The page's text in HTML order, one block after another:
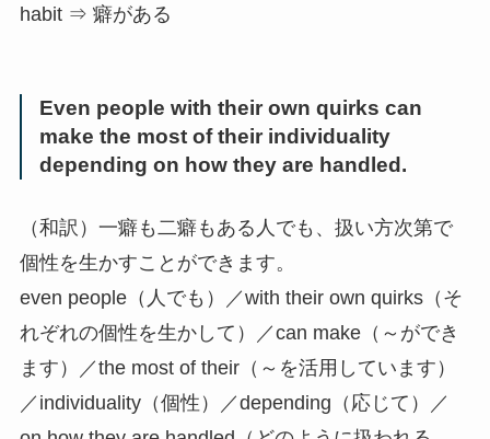
habit ⇒ 癖がある
Even people with their own quirks can
make the most of their individuality
depending on how they are handled.
（和訳）一癖も二癖もある人でも、扱い方次第で
個性を生かすことができます。
even people（人でも）／with their own quirks（そ
れぞれの個性を生かして）／can make（～ができ
ます）／the most of their（～を活用しています）
／individuality（個性）／depending（応じて）／